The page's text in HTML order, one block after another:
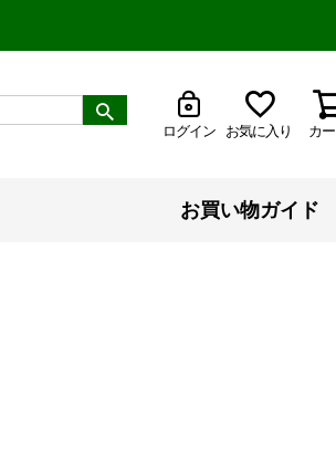
ログイン お気に入り カ
お買い物ガイド